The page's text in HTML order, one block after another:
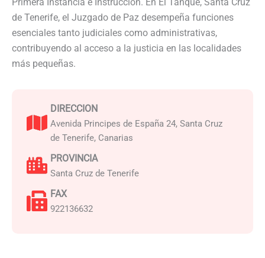
de Tenerife, el Juzgado de Paz desempeña funciones
esenciales tanto judiciales como administrativas,
contribuyendo al acceso a la justicia en las localidades
más pequeñas.
DIRECCION
Avenida Principes de España 24, Santa Cruz
de Tenerife, Canarias
PROVINCIA
Santa Cruz de Tenerife
FAX
922136632